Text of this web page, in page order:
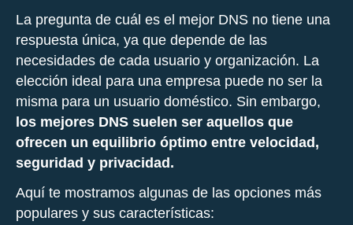
La pregunta de cuál es el mejor DNS no tiene una
respuesta única, ya que depende de las
necesidades de cada usuario y organización. La
elección ideal para una empresa puede no ser la
misma para un usuario doméstico. Sin embargo,
los mejores DNS suelen ser aquellos que
ofrecen un equilibrio óptimo entre velocidad,
seguridad y privacidad.
Aquí te mostramos algunas de las opciones más
populares y sus características: